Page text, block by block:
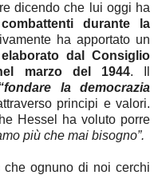
dicendo che lui oggi ha
combattenti durante la
ha apportato un
dal Consiglio
marzo del 1944. Il
la democrazia
principi e valori.
Hessel ha voluto porre
più che mai bisogno”.
che ognuno di noi cerchi